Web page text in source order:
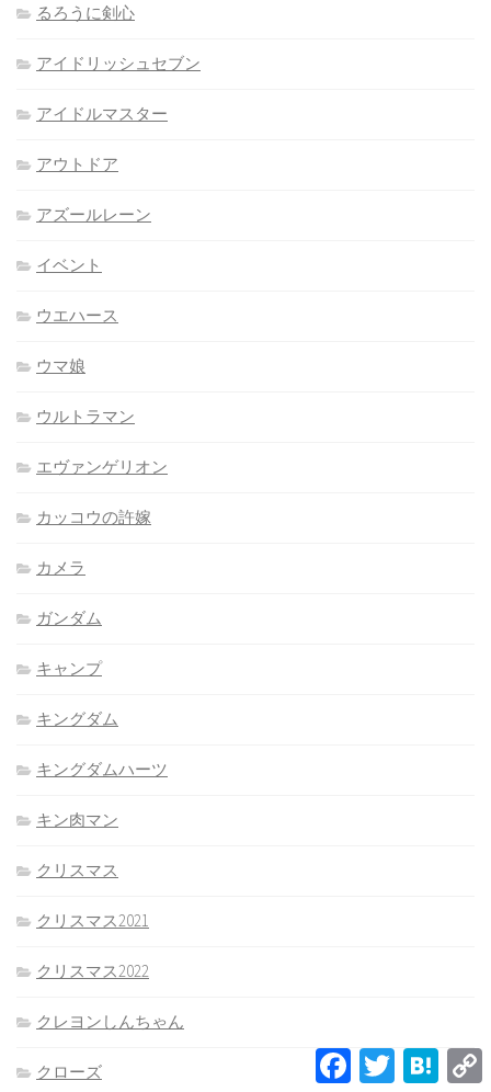
るろうに剣心
アイドリッシュセブン
アイドルマスター
アウトドア
アズールレーン
イベント
ウエハース
ウマ娘
ウルトラマン
エヴァンゲリオン
カッコウの許嫁
カメラ
ガンダム
キャンプ
キングダム
キングダムハーツ
キン肉マン
クリスマス
クリスマス2021
クリスマス2022
クレヨンしんちゃん
クローズ
FacebookTwitter Hatena